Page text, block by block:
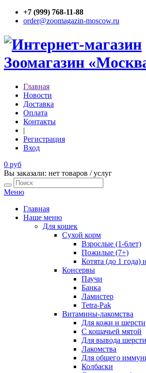
+7 (999) 768-11-88
order@zoomagazin-moscow.ru
Главная
Новости
Доставка
Оплата
Контакты
|
Регистрация
Вход
0 руб
Вы заказали: нет товаров / услуг
Меню
Главная
Наше меню
Для кошек
Сухой корм
Взрослые (1-6лет)
Пожилые (7+)
Котята (до 1
Консервы
Паучи
Банка
Ламистер
Tetra-Pak
Витамины-лакомства
Для кожи и шерсти
С кошачьей мятой
Для вывода шерсти
Лакомства
Для общего
Колбаски